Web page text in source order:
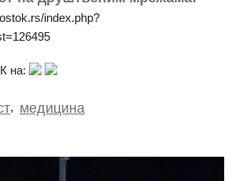
index.php?
на:
, медицина